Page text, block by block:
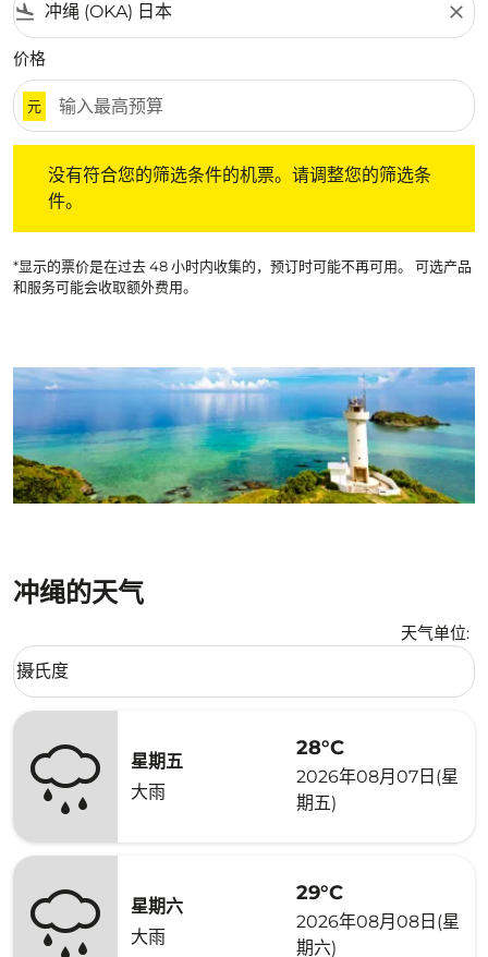
flight_land close
价格
元
没有符合您的筛选条件的机票。请调整您的筛选条
件。
*显示的票价是在过去 48 小时内收集的，预订时可能不再可用。 可选产品
和服务可能会收取额外费用。
冲绳的天气
天气单位:
Weather unit option 摄氏度 Selected
摄氏度
keyboard_arrow_down
星期五
大雨
28°C
2026年08月07日(星
期五)
星期六
大雨
29°C
2026年08月08日(星
期六)